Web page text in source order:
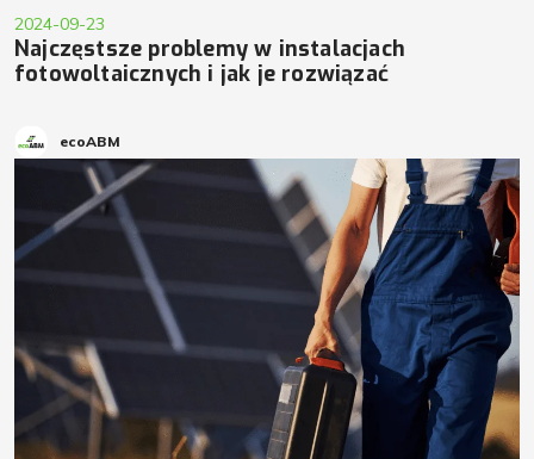
2024-09-23
Najczęstsze problemy w instalacjach
fotowoltaicznych i jak je rozwiązać
ecoABM